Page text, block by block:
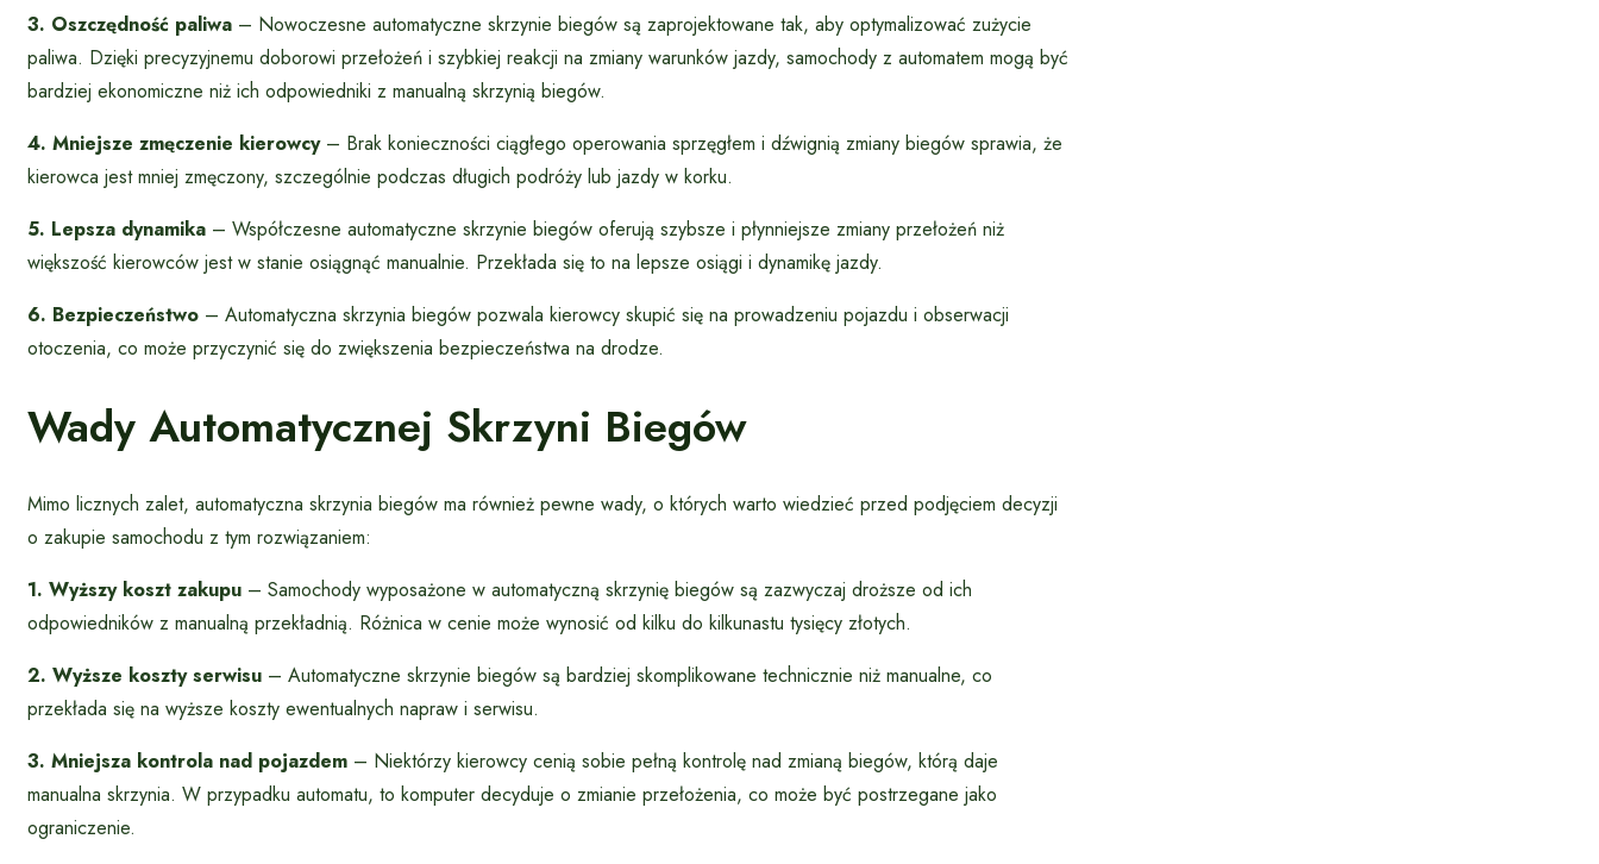
3. Oszczędność paliwa – Nowoczesne automatyczne skrzynie biegów są zaprojektowane tak, aby optymalizować zużycie
paliwa. Dzięki precyzyjnemu doborowi przełożeń i szybkiej reakcji na zmiany warunków jazdy, samochody z automatem mogą być
bardziej ekonomiczne niż ich odpowiedniki z manualną skrzynią biegów.
4. Mniejsze zmęczenie kierowcy– Brak konieczności ciągłego operowania sprzęgłem i dźwignią zmiany biegów sprawia, że
kierowca jest mniej zmęczony, szczególnie podczas długich podróży lub jazdy w korku.
5. Lepsza dynamika – Współczesne automatyczne skrzynie biegów oferują szybsze i płynniejsze zmiany przełożeń niż
większość kierowców jest w stanie osiągnąć manualnie. Przekłada się to na lepsze osiągi i dynamikę jazdy.
6. Bezpieczeństwo – Automatyczna skrzynia biegów pozwala kierowcy skupić się na prowadzeniu pojazdu i obserwacji
otoczenia, co może przyczynić się do zwiększenia bezpieczeństwa na drodze.
Wady Automatycznej Skrzyni Biegów
Mimo licznych zalet, automatyczna skrzynia biegów ma również pewne wady, o których warto wiedzieć przed podjęciem decyzji
o zakupie samochodu z tym rozwiązaniem:
1. Wyższy koszt zakupu – Samochody wyposażone w automatyczną skrzynię biegów są zazwyczaj droższe od ich
odpowiedników z manualną przekładnią. Różnica w cenie może wynosić od kilku do kilkunastu tysięcy złotych.
2. Wyższe koszty serwisu – Automatyczne skrzynie biegów są bardziej skomplikowane technicznie niż manualne, co
przekłada się na wyższe koszty ewentualnych napraw i serwisu.
3. Mniejsza kontrola nad pojazdem – Niektórzy kierowcy cenią sobie pełną kontrolę nad zmianą biegów, którą daje
manualna skrzynia. W przypadku automatu, to komputer decyduje o zmianie przełożenia, co może być postrzegane jako
ograniczenie.